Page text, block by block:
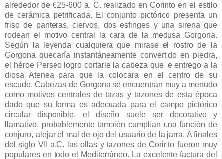
alrededor de 625-600 a. C. realizado en Corinto en el estilo
de cerámica petrificada. El conjunto pictórico presenta un
friso de panteras, ciervos, dos esfinges y una sirena que
rodean el motivo central la cara de la medusa Gorgona.
Según la leyenda cualquiera que mirase el rostro de la
Gorgona quedaría instantáneamente convertido en piedra,
el héroe Perseo logro cortarle la cabeza que le entrego a la
diosa Atenea para que la colocara en el centro de su
escudo. Cabezas de Gorgona se encuentran muy a menudo
como motivos centrales de tazas y tazones de esta época
dado que su forma es adecuada para el campo pictórico
circular disponible, el diseño suele ser decorativo y
llamativo, probablemente también cumplían una función de
conjuro, alejar el mal de ojo del usuario de la jarra. A finales
del siglo VII a.C. las ollas y tazones de Corinto fueron muy
populares en todo el Mediterráneo. La excelente factura del